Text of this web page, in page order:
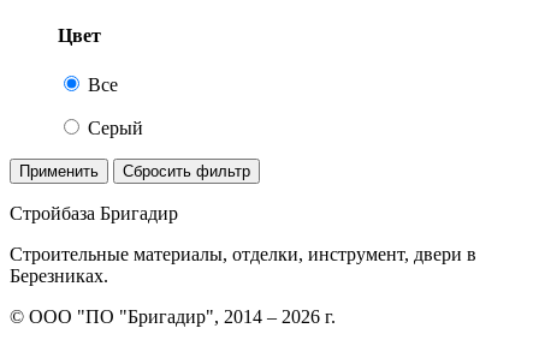
Цвет
Все
Серый
Применить Сбросить фильтр
Стройбаза Бригадир
Строительные материалы, отделки, инструмент, двери в
Березниках.
© ООО "ПО "Бригадир", 2014 – 2026 г.